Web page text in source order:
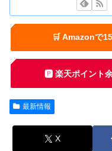
🛒 Amazonで
🅿️ 楽天ポイント
最新情報
X